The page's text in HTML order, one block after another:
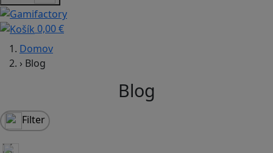
0,00 €
Domov
› Blog
Blog
Filter